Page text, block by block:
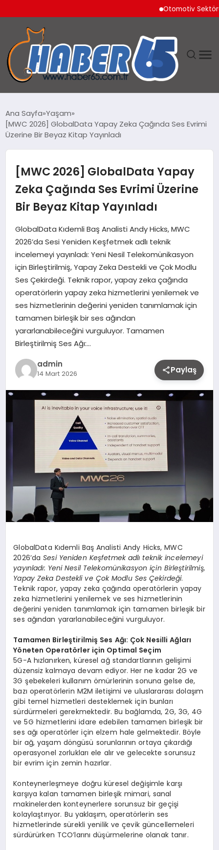
Otomotiv Sektörü
YAŞAM
Ana Sayfa Yaşam
[MWC 2026] GlobalData Yapay Zeka Çağında Ses Evrimi
Üzerine Bir Beyaz Kitap Yayınladı
[MWC 2026] GlobalData Yapay
Zeka Çağında Ses Evrimi Üzerine
Bir Beyaz Kitap Yayınladı
GlobalData Kıdemli Baş Analisti Andy Hicks, MWC
2026’da Sesi Yeniden Keşfetmek adlı teknik
incelemeyi yayınladı: Yeni Nesil Telekomünikasyon
için Birleştirilmiş, Yapay Zeka Destekli ve Çok Modlu
Ses Çekirdeği. Teknik rapor, yapay zeka çağında
operatörlerin yapay zeka hizmetlerini yenilemek ve
ses hizmetlerinin değerini yeniden tanımlamak için
tamamen birleşik bir ses ağından
yararlanabileceğini vurguluyor. Tamamen
Birleştirilmiş Ses Ağı:…
admin
14 Mart 2026 Paylaş
GlobalData Kıdemli Baş Analisti Andy Hicks, MWC
2026’daSesi Yeniden Keşfetmek adlı teknik incelemeyi
yayınladı: Yeni Nesil Telekomünikasyon için Birleştirilmiş,
Yapay Zeka Destekli ve Çok Modlu Ses Çekirdeği.
Teknik rapor, yapay zeka çağında operatörlerin yapay
zeka hizmetlerini yenilemek ve ses hizmetlerinin
değerini yeniden tanımlamak için tamamen birleşik bir
ses ağından yararlanabileceğini vurguluyor.
Tamamen Birleştirilmiş Ses Ağı: Çok Nesilli Ağları
Yöneten Operatörler için Optimal Seçim
5G-A hızlanırken, küresel ağ standartlarının gelişimi
düzensiz kalmaya devam ediyor. Her ne kadar 2G ve
3G şebekeleri kullanım ömürlerinin sonuna gelse de,
bazı operatörlerin M2M iletişimi ve uluslararası dolaşım
gibi temel hizmetleri desteklemek için bunları
sürdürmeleri gerekmektedir. Bu bağlamda, 2G, 3G, 4G
ve 5G hizmetlerini idare edebilen tamamen birleşik bir
ses ağı operatörler için elzem hale gelmektedir. Böyle
bir ağ, yaşam döngüsü sorunlarının ortaya çıkardığı
operasyonel zorlukları ele alır ve gelecekte sorunsuz
bir evrim için zemin hazırlar.
Konteynerleşmeye doğru küresel değişimle karşı
karşıya kalan tamamen birleşik mimari, sanal
makinelerden konteynerlere sorunsuz bir geçişi
kolaylaştırıyor. Bu yaklaşım, operatörlerin ses
hizmetlerinde sürekli yenilik ve çevik güncellemeleri
sürdürürken TCO’larını düşürmelerine olanak tanır.